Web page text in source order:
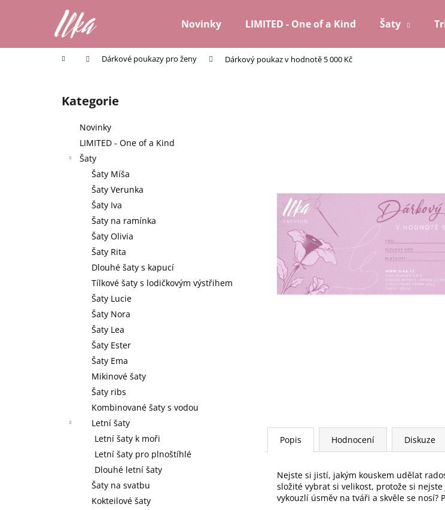
Novinky LIMITED - One of a Kind Šaty
Domů Dárkové poukazy pro ženy Dárkový poukaz v hodnotě 5 000 Kč
Přeskočit
kategorie
Kategorie
Novinky
LIMITED - One of a Kind
Šaty
Šaty Míša
Šaty Verunka
Šaty Iva
Šaty na ramínka
Šaty Olivia
Šaty Rita
Dlouhé šaty s kapucí
Tílkové šaty s lodičkovým výstřihem
Šaty Lucie
Šaty Nora
Šaty Lea
Šaty Ester
Šaty Ema
Mikinové šaty
Šaty ribs
Kombinované šaty s vodou
Letní šaty
Letní šaty k moři
Letní šaty pro plnoštíhlé
Dlouhé letní šaty
Šaty na svatbu
Kokteilové šaty
Popis Hodnocení Diskuze
Nejste si jistí, jakým kouskem udělat
složité vybrat si velikost, protože si
vykouzlí úsměv na tváři a skvěle se nosí?
í
Zpět
do
Zpět
do
Co potřebujete najít?